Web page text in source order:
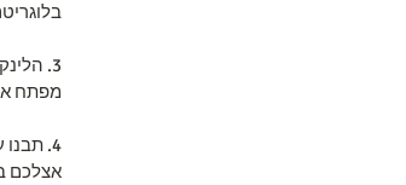
3.
מפתח
4.
אצלכם